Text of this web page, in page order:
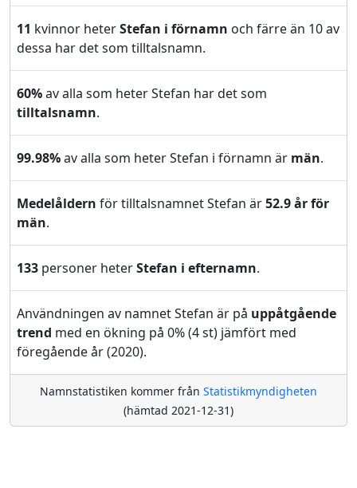
11 kvinnor heterStefan i förnamn och färre än 10 av
dessa har det som tilltalsnamn.
60%av alla som heter Stefan har det som
tilltalsnamn.
99.98%av alla som heter Stefan i förnamn är män.
Medelåldern för tilltalsnamnet Stefan är52.9 år för
män.
133 personer heterStefan i efternamn.
Användningen av namnet Stefan är på uppåtgående
trend med en ökning på 0% (4 st) jämfört med
föregående år (2020).
Namnstatistiken kommer från Statistikmyndigheten
(hämtad 2021-12-31)